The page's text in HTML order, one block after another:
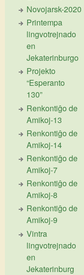
Novojarsk-2020
Printempa
lingvotrejnado
en
Jekaterinburgo
Projekto
“Esperanto
130”
Renkontiĝo de
Amikoj-13
Renkontiĝo de
Amikoj-14
Renkontiĝo de
Amikoj-7
Renkontiĝo de
Amikoj-8
Renkontiĝo de
Amikoj-9
Vintra
lingvotrejnado
en
Jekaterinburg